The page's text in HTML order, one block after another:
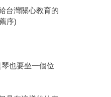
台灣關心教育的
序)
也要坐一個位